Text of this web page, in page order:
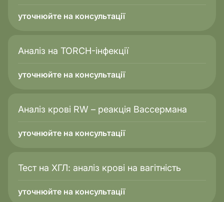
уточнюйте на консультації
Аналіз на TORCH-інфекції
уточнюйте на консультації
Аналіз крові RW – реакція Вассермана
уточнюйте на консультації
Тест на ХГЛ: аналіз крові на вагітність
уточнюйте на консультації